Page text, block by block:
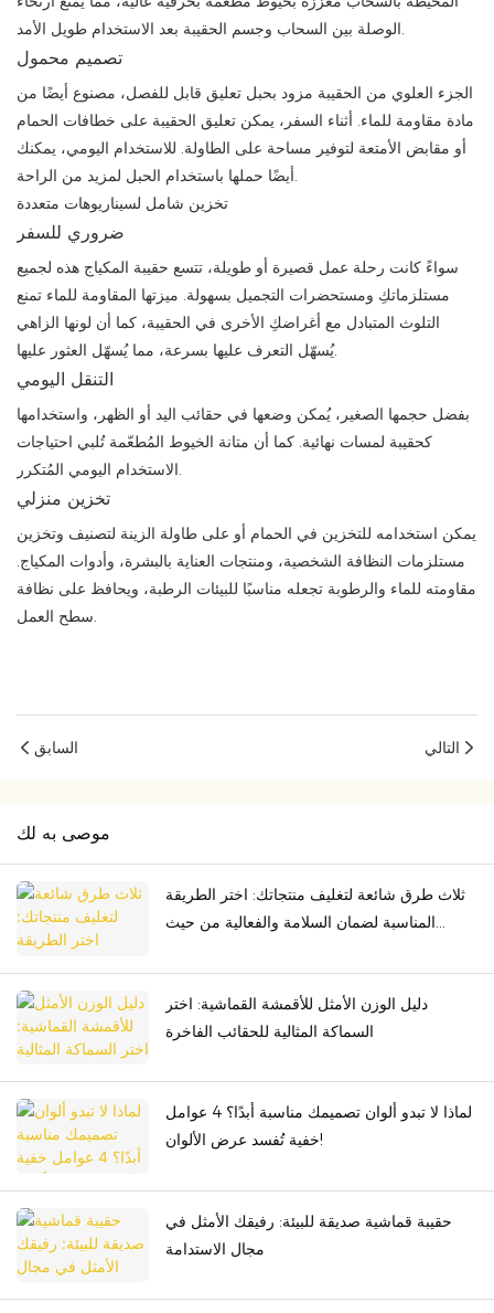
الوصلة بين السحاب وجسم الحقيبة بعد الاستخدام طويل الأمد.
تصميم محمول
الجزء العلوي من الحقيبة مزود بحبل تعليق قابل للفصل، مصنوع أيضًا من
مادة مقاومة للماء. أثناء السفر، يمكن تعليق الحقيبة على خطافات الحمام
أو مقابض الأمتعة لتوفير مساحة على الطاولة. للاستخدام اليومي، يمكنك
أيضًا حملها باستخدام الحبل لمزيد من الراحة.
تخزين شامل لسيناريوهات متعددة
ضروري للسفر
سواءً كانت رحلة عمل قصيرة أو طويلة، تتسع حقيبة المكياج هذه لجميع
مستلزماتكِ ومستحضرات التجميل بسهولة. ميزتها المقاومة للماء تمنع
التلوث المتبادل مع أغراضكِ الأخرى في الحقيبة، كما أن لونها الزاهي
يُسهّل التعرف عليها بسرعة، مما يُسهّل العثور عليها.
التنقل اليومي
بفضل حجمها الصغير، يُمكن وضعها في حقائب اليد أو الظهر، واستخدامها
كحقيبة لمسات نهائية. كما أن متانة الخيوط المُطعّمة تُلبي احتياجات
الاستخدام اليومي المُتكرر.
تخزين منزلي
يمكن استخدامه للتخزين في الحمام أو على طاولة الزينة لتصنيف وتخزين
مستلزمات النظافة الشخصية، ومنتجات العناية بالبشرة، وأدوات المكياج.
مقاومته للماء والرطوبة تجعله مناسبًا للبيئات الرطبة، ويحافظ على نظافة
سطح العمل.
السابق التالي
موصى به لك
ثلاث طرق شائعة لتغليف منتجاتك: اختر الطريقة
المناسبة لضمان السلامة والفعالية من حيث
دليل الوزن الأمثل للأقمشة القماشية: اختر
السماكة المثالية للحقائب الفاخرة
لماذا لا تبدو ألوان تصميمك مناسبة أبدًا؟ 4 عوامل
خفية تُفسد عرض الألوان!
حقيبة قماشية صديقة للبيئة: رفيقك الأمثل في
مجال الاستدامة